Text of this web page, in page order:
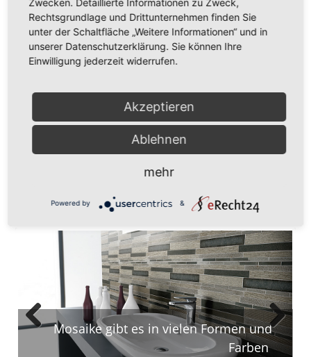
Nässebelastung genutzt werden, als auch in
Wohnräumen. Sie sollten bei der Planung Ihres
persönlichen Mosaikpuzzles immer die
Raumwirkung im Kopf halten, denn die
Auswahl der Farben und des Musters können
ganz unterschiedliche Bilder und Wirkungen
erzeugen. Eine harmonische Komposition
garantiert langfristig ein zufriedenstellendes
Ergebnis.
Klein, groß, edel oder rustikal: unsere
Mosaike gibt es in vielen Formen und
Farben
Previous Next
Rechtsgrundlage und Drittunternehmen finden Sie
unter der Schaltfläche „Weitere Informationen“ und in
unserer Datenschutzerklärung. Sie können Ihre
Einwilligung jederzeit widerrufen.
Akzeptieren
Ablehnen
mehr
Powered by &